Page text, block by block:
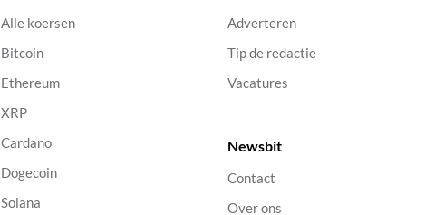
Alle koersen
Bitcoin
Ethereum
XRP
Cardano
Dogecoin
Solana
Adverteren
Tip de redactie
Vacatures
Newsbit
Contact
Over ons